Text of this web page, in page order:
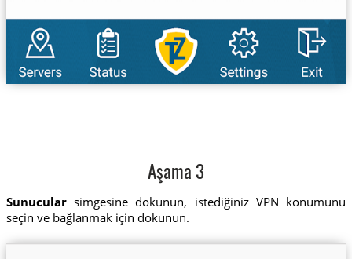
Aşama 3
Sunucularsimgesine dokunun, istediğiniz VPN konumunu
seçin ve bağlanmak için dokunun.